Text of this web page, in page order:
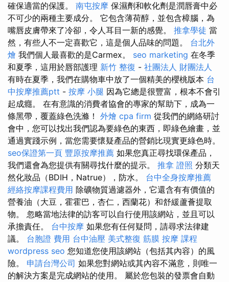
確保適當的保護。 南屯按摩 保濕劑和軟化劑是潤唇膏中必
不可少的兩種主要成分。 它包含薄荷醇，並包含樟腦，為
嘴唇皮膚帶來了冷卻，令人耳目一新的感覺。 推拿學徒 當
然，有些人不一定喜歡它，這是個人品味的問題。 台北外
燴 我們個人最喜歡的是Carmex。 seo marketing 在冬季
和夏季，這用於唇部護理 新竹 整復 - 社團法人 財團法人
有時在夏季，我們在購物車中放了一個精美的櫻桃版本 台
中按摩推薦ptt - 按摩 小腿 因為它總是很豐富，根本不會引
起成癮。 在有意識的消費者協會的專家的幫助下，成為一
條黑帶，覆蓋綠色洗滌！ 外燴 cpa firm 從我們的網絡研討
會中，您可以找出我們認為要綠色的東西，即綠色繪畫，並
通過實踐示例，當您需要懷疑產品的營銷比現實更綠色時。
seo保證第一頁 豐原按摩推薦 如果您真正尋找環保產品，
我們還會為您提供有關尋找什麼的提示。 推拿 證照 分類天
然化妝品（BDIH，Natrue），防水。 台中全身按摩推薦
經絡按摩課程費用 除礦物質過濾器外，它還含有有價值的
營養油（大豆，霍霍巴，杏仁，西蘭花）和舒緩蘆薈提取
物。 忽略當地法律的訪客可以自行使用該網站，並且可以
承擔責任。 台中按摩 如果您有任何疑問，請尋求法律建
議。 台胞證 費用 台中油壓 美式整復 筋膜 按摩 課程
wordpress seo 您知道您使用該網站（包括其內容）的風
險。 申請台灣公司 如果您對網站或其內容不滿意，則唯一
的解決方案是完成網站的使用。 屬於您包裝的發票會自動